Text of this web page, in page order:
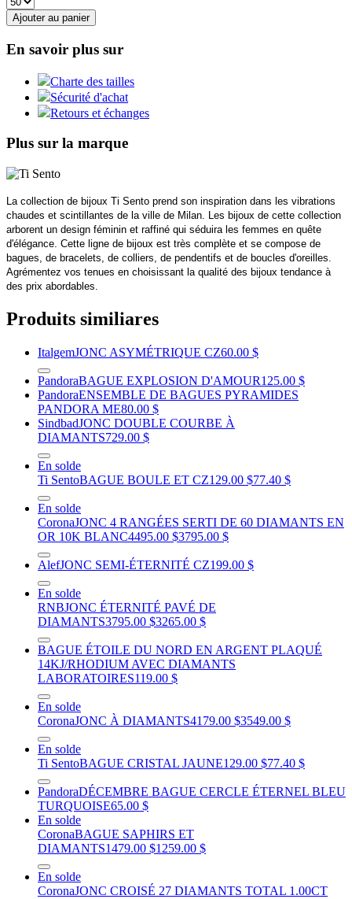
Ajouter au panier
En savoir plus sur
Charte des tailles
Sécurité d'achat
Retours et échanges
Plus sur la marque
La collection de bijoux Ti Sento prend son inspiration dans les vibrations
chaudes et scintillantes de la ville de Milan. Les bijoux de cette collection
arborent un design féminin et raffiné qui séduira les femmes en quête
d'élégance. Cette ligne de bijoux est très complète et se compose de
bagues, de bracelets, de colliers, de pendentifs et de boucles d'oreilles.
Agrémentez vos tenues en choisissant la qualité des bijoux tendance à
des prix abordables.
Produits similiares
ItalgemJONC ASYMÉTRIQUE CZ60.00 $
PandoraBAGUE EXPLOSION D'AMOUR125.00 $
PandoraENSEMBLE DE BAGUES PYRAMIDES
PANDORA ME80.00 $
SindbadJONC DOUBLE COURBE À
DIAMANTS729.00 $
En solde
Ti SentoBAGUE BOULE ET CZ129.00 $77.40 $
En solde
CoronaJONC 4 RANGÉES SERTI DE 60 DIAMANTS EN
OR 10K BLANC4495.00 $3795.00 $
AlefJONC SEMI-ÉTERNITÉ CZ199.00 $
En solde
RNBJONC ÉTERNITÉ PAVÉ DE
DIAMANTS3795.00 $3265.00 $
BAGUE ÉTOILE DU NORD EN ARGENT PLAQUÉ
14KJ/RHODIUM AVEC DIAMANTS
LABORATOIRES119.00 $
En solde
CoronaJONC À DIAMANTS4179.00 $3549.00 $
En solde
Ti SentoBAGUE CRISTAL JAUNE129.00 $77.40 $
PandoraDÉCEMBRE BAGUE CERCLE ÉTERNEL BLEU
TURQUOISE65.00 $
En solde
CoronaBAGUE SAPHIRS ET
DIAMANTS1479.00 $1259.00 $
En solde
CoronaJONC CROISÉ 27 DIAMANTS TOTAL 1.00CT